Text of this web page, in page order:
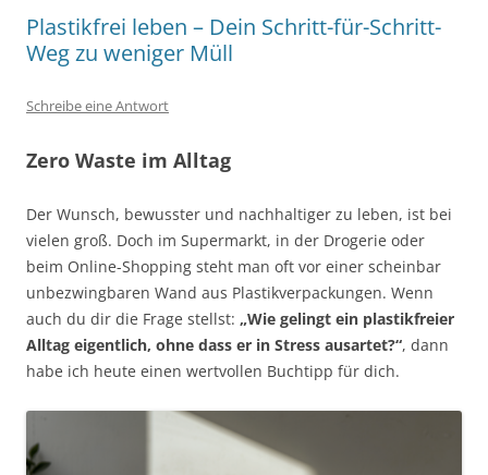
Plastikfrei leben – Dein Schritt-für-Schritt-
Weg zu weniger Müll
Schreibe eine Antwort
Zero Waste im Alltag
Der Wunsch, bewusster und nachhaltiger zu leben, ist bei
vielen groß. Doch im Supermarkt, in der Drogerie oder
beim Online-Shopping steht man oft vor einer scheinbar
unbezwingbaren Wand aus Plastikverpackungen. Wenn
auch du dir die Frage stellst: „Wie gelingt ein plastikfreier
Alltag eigentlich, ohne dass er in Stress ausartet?“, dann
habe ich heute einen wertvollen Buchtipp für dich.